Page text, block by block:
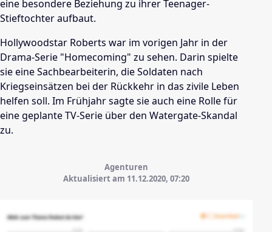
eine besondere Beziehung zu ihrer Teenager-
Stieftochter aufbaut.
Hollywoodstar Roberts war im vorigen Jahr in der
Drama-Serie "Homecoming" zu sehen. Darin spielte
sie eine Sachbearbeiterin, die Soldaten nach
Kriegseinsätzen bei der Rückkehr in das zivile Leben
helfen soll. Im Frühjahr sagte sie auch eine Rolle für
eine geplante TV-Serie über den Watergate-Skandal
zu.
Agenturen
Aktualisiert am 11.12.2020, 07:20